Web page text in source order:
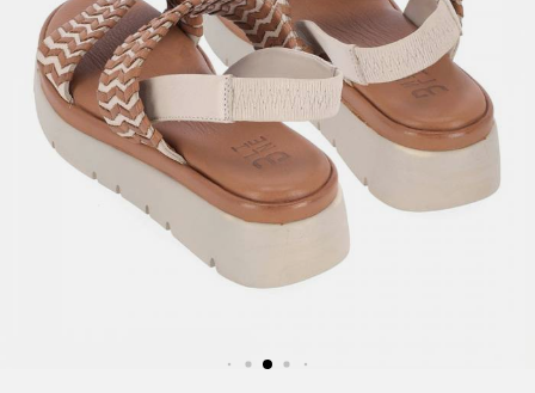
SCARPE
DONNA
INVERNALI
SCARPE
UOMO
Sandali con taccoScarpe con tacco
Scarpe basse
Scarpe basse
Indietro